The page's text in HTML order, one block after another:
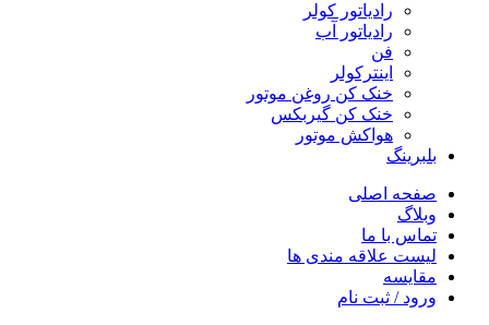
رادیاتور کولر
رادیاتور آب
فن
اینترکولر
خنک کن روغن موتور
خنک کن گیربکس
هواکش موتور
بلبرینگ
صفحه اصلی
وبلاگ
تماس با ما
لیست علاقه مندی ها
مقایسه
ورود / ثبت نام